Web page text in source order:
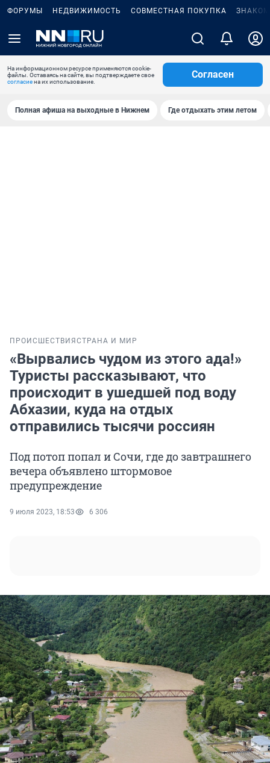
ФОРУМЫ НЕДВИЖИМОСТЬ СОВМЕСТНАЯ ПОКУПКА
На информационном ресурсе применяются cookie-
файлы. Оставаясь на сайте, вы подтверждаете свое
согласиена их использование.
Согласен
Полная афиша на выходные в Нижнем Где отдыхать этим летом
ПРОИСШЕСТВИЯ СТРАНА И МИР
«Вырвались чудом из этого ада!»
Туристы рассказывают, что
происходит в ушедшей под воду
Абхазии, куда на отдых
отправились тысячи россиян
Под потоп попал и Сочи, где до завтрашнего
вечера объявлено штормовое
предупреждение
9 июля 2023, 18:53 6 306